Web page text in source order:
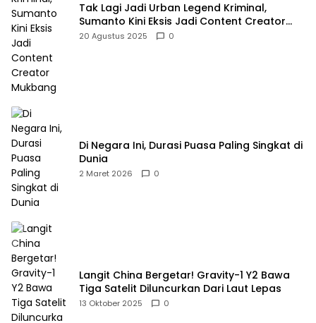
Tak Lagi Jadi Urban Legend Kriminal,
Sumanto Kini Eksis Jadi Content Creator
Mukbang
20 Agustus 2025 0
Di Negara Ini, Durasi Puasa Paling Singkat di
Dunia
2 Maret 2026 0
Langit China Bergetar! Gravity-1 Y2 Bawa
Tiga Satelit Diluncurkan Dari Laut Lepas
13 Oktober 2025 0